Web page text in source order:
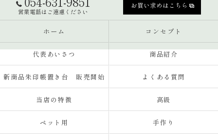
営業電話はご遠慮ください
お買い求めはこちら
ホーム コンセプト
代表あいさつ 商品紹介
新商品朱印帳置き台 販売開始 よくある質問
当店の特徴 高級
ペット用 手作り